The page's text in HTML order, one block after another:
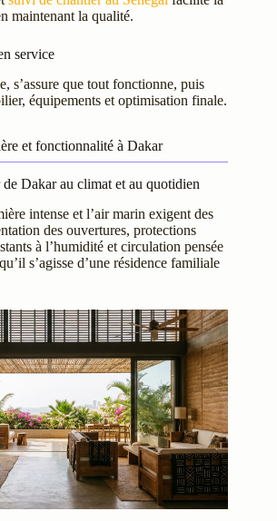
maintenant la qualité.
service
s’assure que tout fonctionne, puis
équipements et optimisation finale.
et fonctionnalité à Dakar
Dakar au climat et au quotidien
intense et l’air marin exigent des
des ouvertures, protections
à l’humidité et circulation pensée
s’agisse d’une résidence familiale